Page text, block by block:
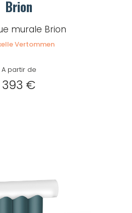
Brion
murale Brion
Vertommen
A partir de
393 €